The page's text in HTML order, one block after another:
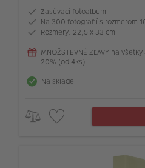
Zasúvací fotoalbum
Na 300 fotografií s rozmerom
Rozmery: 22,5 x 33 cm
MNOŽSTEVNÉ ZĽAVY na
20% (od 4ks)
Na sklade